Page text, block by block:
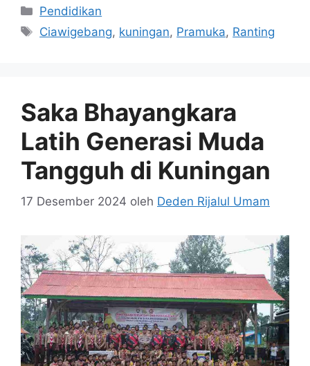
Kategori
Pendidikan
Tag
Ciawigebang, kuningan, Pramuka, Ranting
Saka Bhayangkara
Latih Generasi Muda
Tangguh di Kuningan
17 Desember 2024 oleh Deden Rijalul Umam